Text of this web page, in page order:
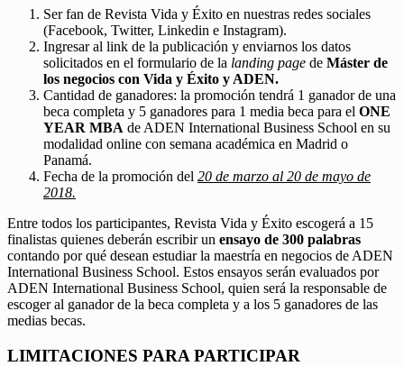
Ser fan de Revista Vida y Éxito en nuestras redes sociales
(Facebook, Twitter, Linkedin e Instagram).
Ingresar al link de la publicación y enviarnos los datos
solicitados en el formulario de la landing page de Máster de
los negocios con Vida y Éxito y ADEN.
Cantidad de ganadores: la promoción tendrá 1 ganador de una
beca completa y 5 ganadores para 1 media beca para el ONE
YEAR MBA de ADEN International Business School en su
modalidad online con semana académica en Madrid o
Panamá.
Fecha de la promoción del 20 de marzo al 20 de mayo de
2018.
Entre todos los participantes, Revista Vida y Éxito escogerá a 15
finalistas quienes deberán escribir un ensayo de 300 palabras
contando por qué desean estudiar la maestría en negocios de ADEN
International Business School. Estos ensayos serán evaluados por
ADEN International Business School, quien será la responsable de
escoger al ganador de la beca completa y a los 5 ganadores de las
medias becas.
LIMITACIONES PARA PARTICIPAR